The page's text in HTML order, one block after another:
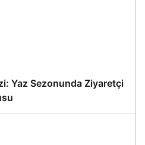
Yaz Sezonunda Ziyaretçi